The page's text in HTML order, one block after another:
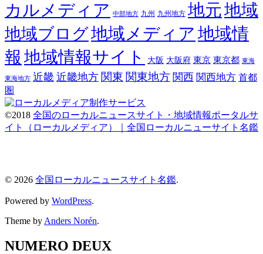
カルメディア 中部地方 九州 九州地方 地元地域
地域ブログ地域メディア 地域情
報 地域情報サイト 大阪 大阪府 東京 東京都 東海
東海地方 近畿 近畿地方 関東 関東地方 関西 関西地方 首都
圏
©2018 全国のローカルニュースサイト・地域情報ポータルサ
イト（ローカルメディア）｜全国ローカルニューサイト名鑑
© 2026 全国ローカルニュースサイト名鑑.
Powered by WordPress.
Theme by Anders Norén.
NUMERO DEUX